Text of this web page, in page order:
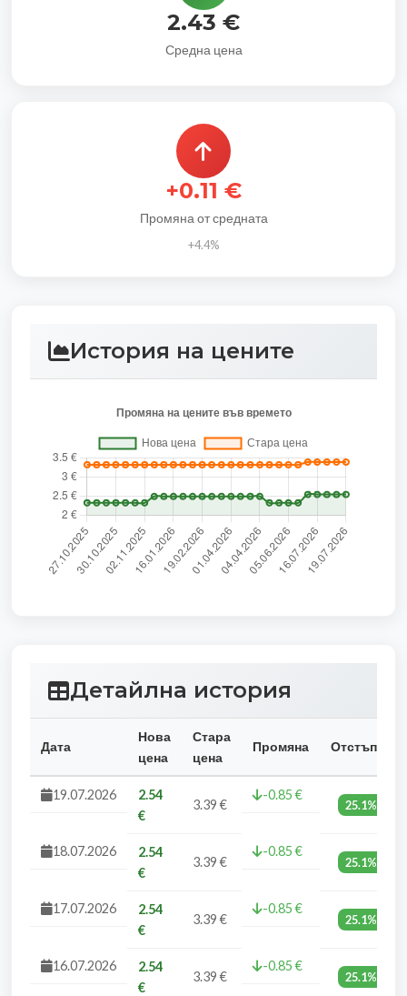
2.43 €
Средна цена
+0.11 €
Промяна от средната
+4.4%
История на цените
Детайлна история
Дата
Нова
цена
Стара
цена
Промяна Отстъпка
19.07.2026
2.54
€
3.39 €
-0.85 €
25.1%
18.07.2026
2.54
€
3.39 €
-0.85 €
25.1%
17.07.2026
2.54
€
3.39 €
-0.85 €
25.1%
16.07.2026
2.54
€
3.39 €
-0.85 €
25.1%